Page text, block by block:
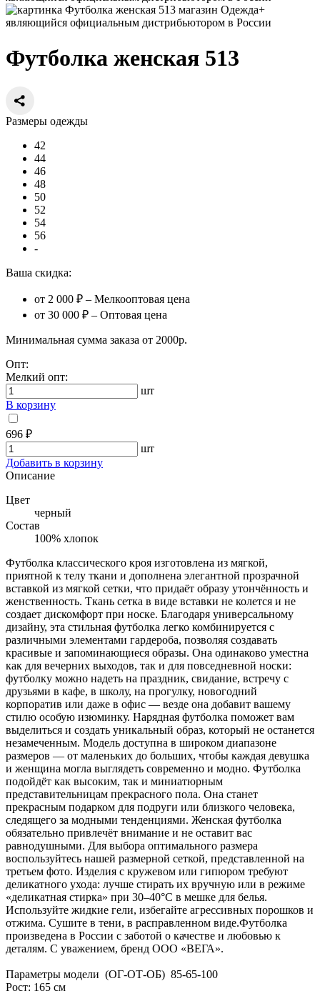
Футболка женская 513
Размеры одежды
42
44
46
48
50
52
54
56
-
Ваша скидка:
от 2 000 ₽ – Мелкооптовая цена
от 30 000 ₽ – Оптовая цена
Минимальная сумма заказа от 2000р.
Опт:
Мелкий опт:
шт
В корзину
696 ₽
шт
Добавить в корзину
Описание
Цвет
черный
Состав
100% хлопок
Футболка классического кроя изготовлена из мягкой,
приятной к телу ткани и дополнена элегантной прозрачной
вставкой из мягкой сетки, что придаёт образу утончённость и
женственность. Ткань сетка в виде вставки не колется и не
создает дискомфорт при носке. Благодаря универсальному
дизайну, эта стильная футболка легко комбинируется с
различными элементами гардероба, позволяя создавать
красивые и запоминающиеся образы. Она одинаково уместна
как для вечерних выходов, так и для повседневной носки:
футболку можно надеть на праздник, свидание, встречу с
друзьями в кафе, в школу, на прогулку, новогодний
корпоратив или даже в офис — везде она добавит вашему
стилю особую изюминку. Нарядная футболка поможет вам
выделиться и создать уникальный образ, который не останется
незамеченным. Модель доступна в широком диапазоне
размеров — от маленьких до больших, чтобы каждая девушка
и женщина могла выглядеть современно и модно. Футболка
подойдёт как высоким, так и миниатюрным
представительницам прекрасного пола. Она станет
прекрасным подарком для подруги или близкого человека,
следящего за модными тенденциями. Женская футболка
обязательно привлечёт внимание и не оставит вас
равнодушными. Для выбора оптимального размера
воспользуйтесь нашей размерной сеткой, представленной на
третьем фото. Изделия с кружевом или гипюром требуют
деликатного ухода: лучше стирать их вручную или в режиме
«деликатная стирка» при 30–40°C в мешке для белья.
Используйте жидкие гели, избегайте агрессивных порошков и
отжима. Сушите в тени, в расправленном виде.Футболка
произведена в России с заботой о качестве и любовью к
деталям. С уважением, бренд ООО «ВЕГА».
Параметры модели (ОГ-ОТ-ОБ) 85-65-100
Рост: 165 см